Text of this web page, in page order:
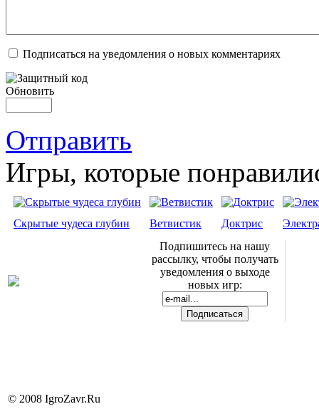
Подписаться на уведомления о новых комментариях
Обновить
Отправить
Игры, которые
Скрытые чудеса глубин Ветвистик Доктрис
Подпишитесь на нашу
рассылку, чтобы получать
уведомления о выходе
новых игр:
© 2008 IgroZavr.Ru